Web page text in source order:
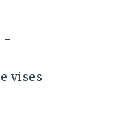
-
vises